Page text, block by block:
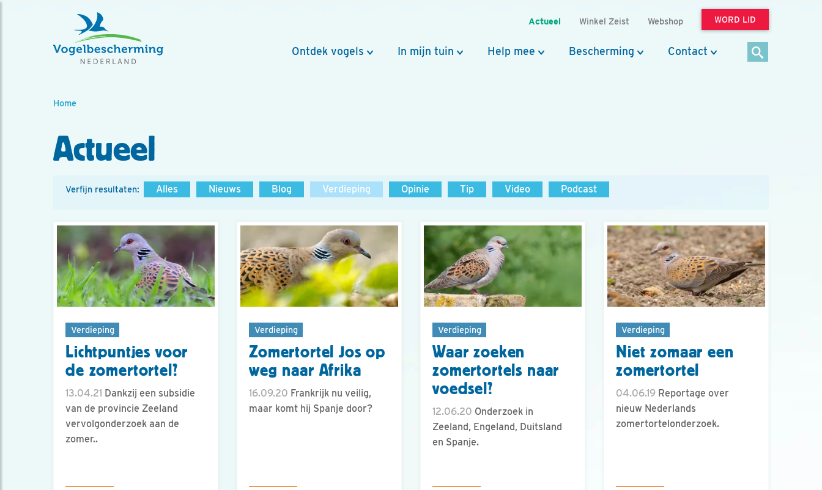
Actueel Winkel Zeist Webshop WORD LID
Ontdek vogels In mijn tuin Help mee Bescherming Contact
Home
Actueel
Verfijn resultaten: Alles Nieuws Blog Verdieping Opinie Tip Video Podcast
Verdieping
Lichtpuntjes voor
de zomertortel?
13.04.21 Dankzij een subsidie
van de provincie Zeeland
vervolgonderzoek aan de
zomer..
Verdieping
Zomertortel Jos op
weg naar Afrika
16.09.20 Frankrijk nu veilig,
maar komt hij Spanje door?
Verdieping
Waar zoeken
zomertortels naar
voedsel?
12.06.20 Onderzoek in
Zeeland, Engeland, Duitsland
en Spanje.
Verdieping
Niet zomaar een
zomertortel
04.06.19 Reportage over
nieuw Nederlands
zomertortelonderzoek.